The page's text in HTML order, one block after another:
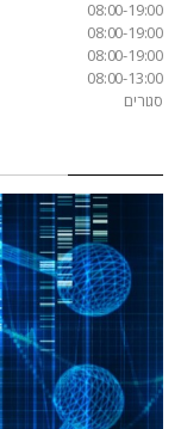
08:00-19:00
08:00-19:00
08:00-19:00
08:00-13:00
סגורים